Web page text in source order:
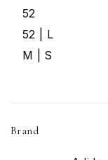
52
52 | L
M | S
Brand